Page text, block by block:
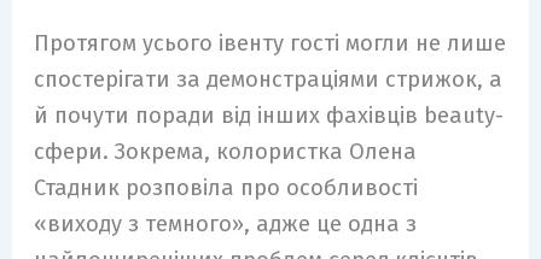
Протягом усього івенту гості могли не лише
спостерігати за демонстраціями стрижок, а
й почути поради від інших фахівців beauty-
сфери. Зокрема, колористка Олена
Стадник розповіла про особливості
«виходу з темного», адже це одна з